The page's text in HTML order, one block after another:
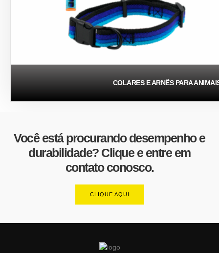
COLARES E ARNÊS PARA
Você está procurando desempenho e
durabilidade? Clique e entre em
contato conosco.
CLIQUE AQUI